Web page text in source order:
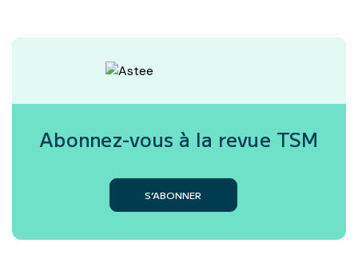
Abonnez-vous à la revue TSM
S’ABONNER